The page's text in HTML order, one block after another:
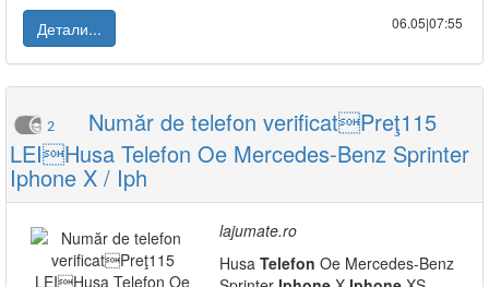
Детали...
06.05|07:55
2
Număr de telefon verificatPreţ115
LEIHusa Telefon Oe Mercedes-Benz Sprinter
Iphone X / Iph
lajumate.ro
Husa Telefon Oe Mercedes-Benz